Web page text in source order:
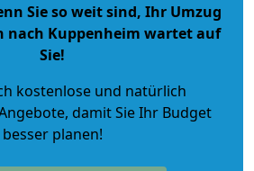
Sie so weit sind, Ihr Umzug
nach Kuppenheim wartet auf
Sie!
kostenlose und natürlich
, damit Sie Ihr Budget
besser planen!